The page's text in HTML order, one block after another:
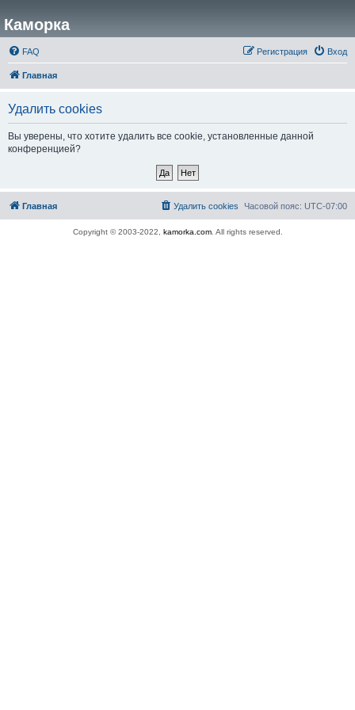
Каморка
FAQ Вход
Регистрация
Главная
Удалить cookies
Вы уверены, что хотите удалить все cookie, установленные данной
конференцией?
Главная Часовой пояс: UTC-07:00
Удалить cookies
Copyright © 2003-2022, kamorka.com. All rights reserved.